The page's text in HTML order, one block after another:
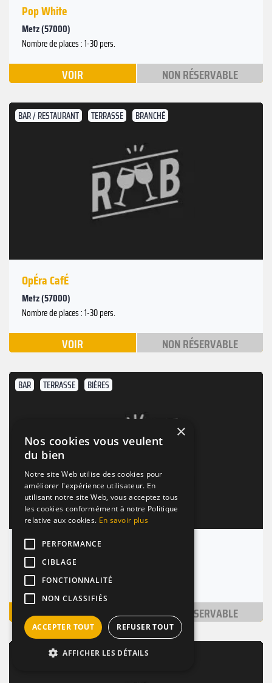
Pop White
Metz (57000)
Nombre de places : 1-30 pers.
VOIR NON RÉSERVABLE
BAR / RESTAURANT TERRASSE BRANCHÉ
OpÉra CafÉ
Metz (57000)
Nombre de places : 1-30 pers.
VOIR NON RÉSERVABLE
BAR TERRASSE BIÈRES
Bar Saint-jacques
Metz (57000)
Nombre de places : 1-30 pers.
VOIR NON RÉSERVABLE
BAR / RESTAURANT TERRASSE BIÈRES
×
Nos cookies vous veulent
du bien
Notre site Web utilise des cookies pour
améliorer l'expérience utilisateur. En
utilisant notre site Web, vous acceptez tous
les cookies conformément à notre Politique
relative aux cookies. En savoir plus
PERFORMANCE
CIBLAGE
FONCTIONNALITÉ
NON CLASSIFIÉS
ACCEPTER TOUT REFUSER TOUT
AFFICHER LES DÉTAILS